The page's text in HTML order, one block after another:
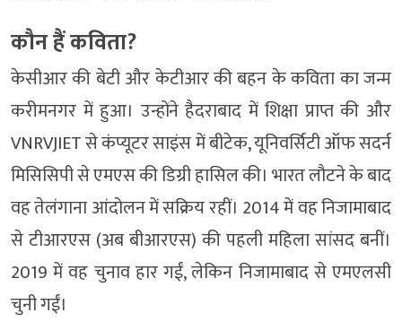
कौन हैं कविता?
केसीआर की बेटी और केटीआर की बहन के कविता का जन्म
करीमनगर में हुआ। उन्होंने हैदराबाद में शिक्षा प्राप्त की और
VNRVJIET से कंप्यूटर साइंस में बीटेक, यूनिवर्सिटी ऑफ सदर्न
मिसिसिपी से एमएस की डिग्री हासिल की। भारत लौटने के बाद
वह तेलंगाना आंदोलन में सक्रिय रहीं। 2014 में वह निजामाबाद
से टीआरएस (अब बीआरएस) की पहली महिला सांसद बनीं।
2019 में वह चुनाव हार गईं, लेकिन निजामाबाद से एमएलसी
चुनी गईं।